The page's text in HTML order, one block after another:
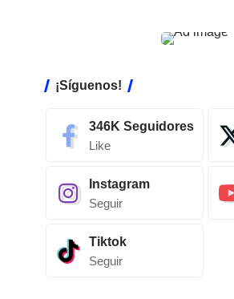
¡Síguenos!
346K Seguidores
Like
Instagram
Seguir
Tiktok
Seguir